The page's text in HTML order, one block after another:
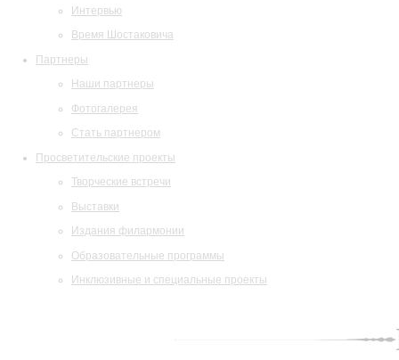
Интервью
Время Шостаковича
Партнеры
Наши партнеры
Фотогалерея
Стать партнером
Просветительские проекты
Творческие встречи
Выставки
Издания филармонии
Образовательные программы
Инклюзивные и специальные проекты